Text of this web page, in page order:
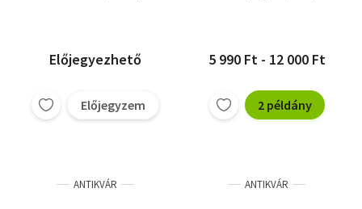
Előjegyezhető
Előjegyzem
5 990 Ft - 12 000 Ft
2 példány
ANTIKVÁR ANTIKVÁR